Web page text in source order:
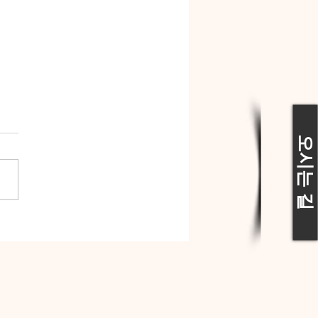
름 신앙사경회
오시는 길